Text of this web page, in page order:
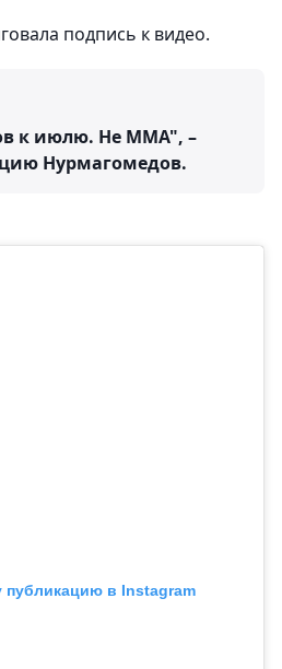
подпись к видео.
к июлю. Не ММА", –
Нурмагомедов.
публикацию в Instagram